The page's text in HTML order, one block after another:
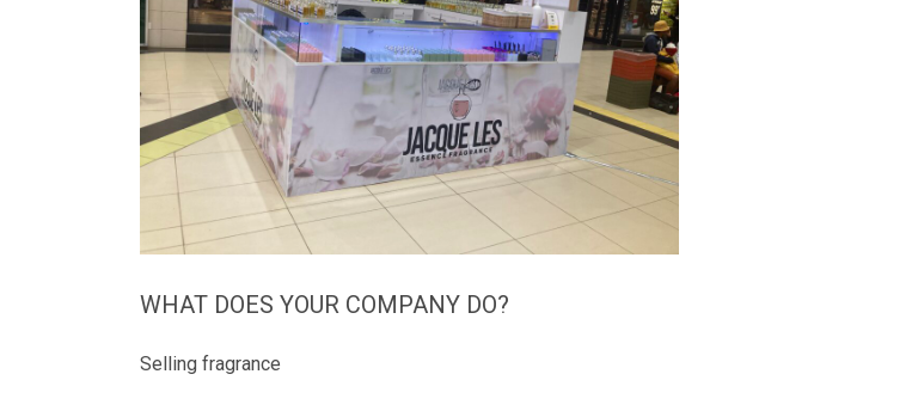
WHAT DOES YOUR COMPANY DO?
Selling fragrance